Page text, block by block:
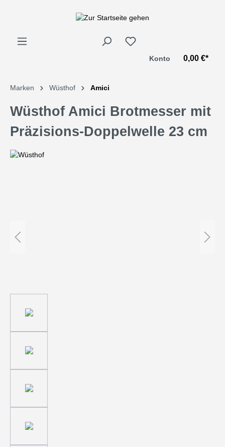
Konto 0,00 €*
Marken Wüsthof Amici
Wüsthof Amici Brotmesser mit
Präzisions-Doppelwelle 23 cm